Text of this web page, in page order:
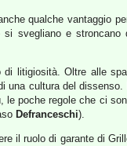
qualche vantaggio
svegliano e
litigiosità. Oltre alle
cultura del
poche regole che ci
Defranceschi).
il ruolo di garante di